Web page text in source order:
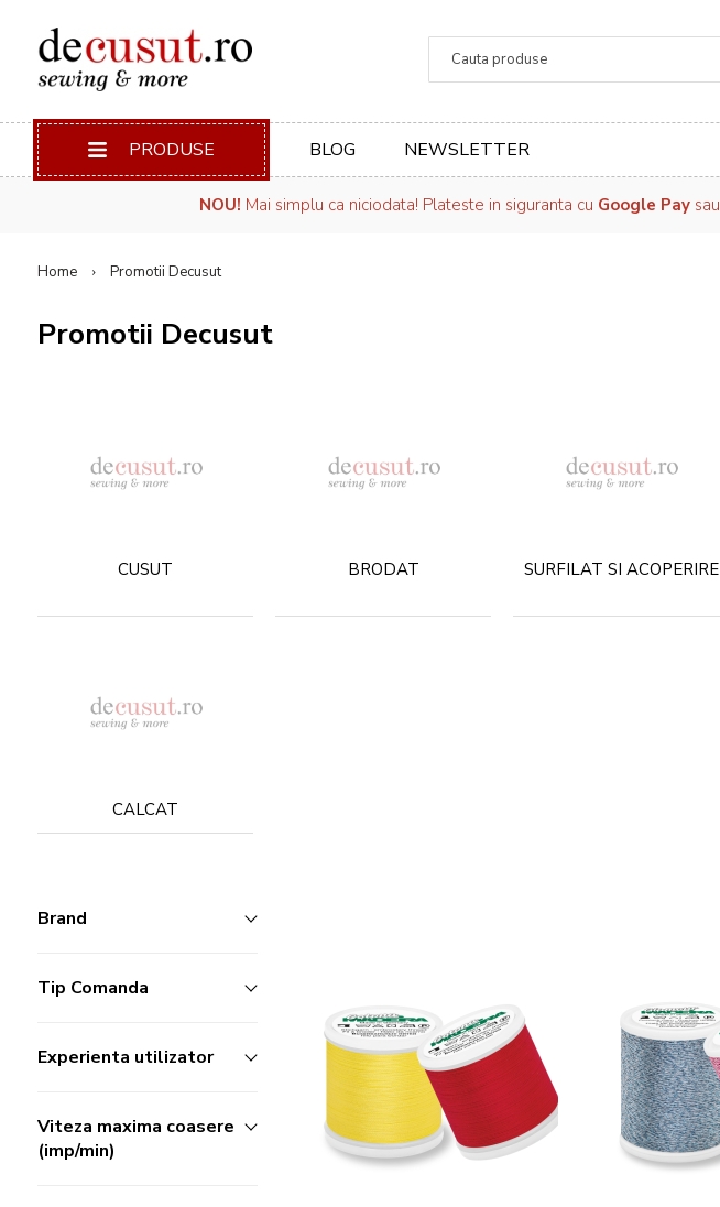
PRODUSE BLOG NEWSLETTER
NOU! Mai simplu ca niciodata! Plateste in siguranta cu Google Paysau
Home Promotii Decusut
Promotii Decusut
CUSUT BRODAT SURFILAT SI ACOPERIRE
CALCAT
Brand
Tip Comanda
Experienta utilizator
Viteza maxima coasere
(imp/min)